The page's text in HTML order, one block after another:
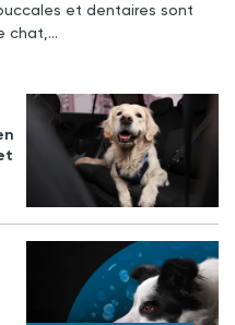
et dentaires sont
chat,…